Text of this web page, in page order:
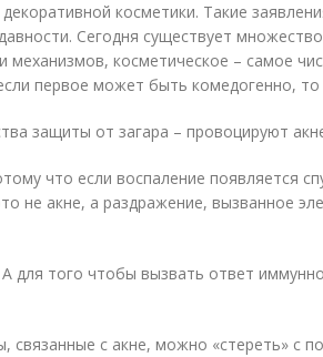
косметики. Такие
Сегодня существует
механизмов, косметическое – самое
первое может быть комедогенно, то
защиты от загара – провоцируют
что если воспаление появляется
не акне, а раздражение, вызванное
для того чтобы вызвать ответ
с акне, можно «стереть» с